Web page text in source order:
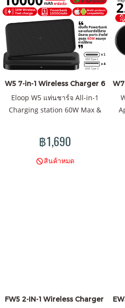
W5 7-in-1 Wireless Charger 60W
Eloop W5 แท่นชาร์จ All-in-1
Charging station 60W Max &
l QC 3.0 ชาร์จเร็ว Quick Charge
ของแท้ 100% Orsen by Eloop
฿1,690
สินค้าหมด
FW5 2-IN-1 Wireless Charger 15W